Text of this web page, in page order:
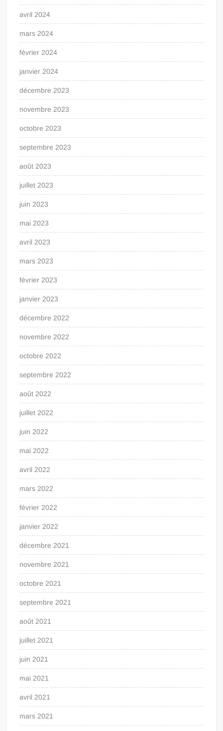
avril 2024
mars 2024
février 2024
janvier 2024
décembre 2023
novembre 2023
octobre 2023
septembre 2023
août 2023
juillet 2023
juin 2023
mai 2023
avril 2023
mars 2023
février 2023
janvier 2023
décembre 2022
novembre 2022
octobre 2022
septembre 2022
août 2022
juillet 2022
juin 2022
mai 2022
avril 2022
mars 2022
février 2022
janvier 2022
décembre 2021
novembre 2021
octobre 2021
septembre 2021
août 2021
juillet 2021
juin 2021
mai 2021
avril 2021
mars 2021